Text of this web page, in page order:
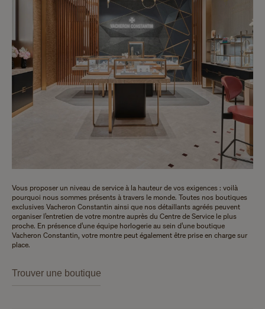
Vous proposer un niveau de service à la hauteur de vos exigences : voilà
pourquoi nous sommes présents à travers le monde. Toutes nos boutiques
exclusives Vacheron Constantin ainsi que nos détaillants agréés peuvent
organiser l’entretien de votre montre auprès du Centre de Service le plus
proche. En présence d’une équipe horlogerie au sein d’une boutique
Vacheron Constantin, votre montre peut également être prise en charge sur
place.
Trouver une boutique